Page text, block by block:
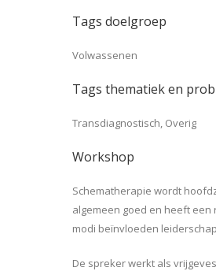
Tags doelgroep
Volwassenen
Tags thematiek en
Transdiagnostisch, Overig
Workshop
Schematherapie wordt
algemeen goed en heeft een
modi beïnvloeden
De spreker werkt als